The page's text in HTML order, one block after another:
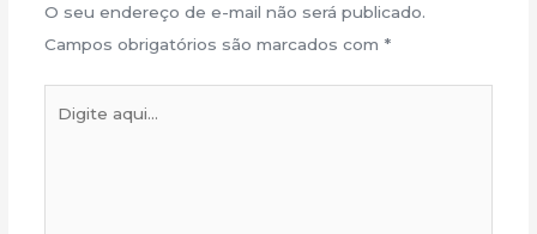
O seu endereço de e-mail não será publicado.
Campos obrigatórios são marcados com *